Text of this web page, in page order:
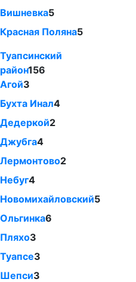
Вишневка5
Красная Поляна5
Туапсинский
район156
Агой3
Бухта Инал4
Дедеркой2
Джубга4
Лермонтово2
Небуг4
Новомихайловский5
Ольгинка6
Пляхо3
Туапсе3
Шепси3